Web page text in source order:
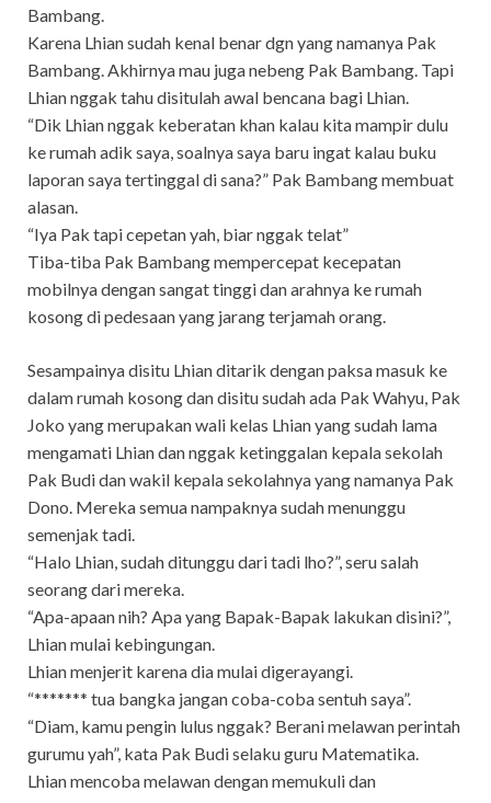
Bambang.
Karena Lhian sudah kenal benar dgn yang namanya Pak
Bambang. Akhirnya mau juga nebeng Pak Bambang. Tapi
Lhian nggak tahu disitulah awal bencana bagi Lhian.
“Dik Lhian nggak keberatan khan kalau kita mampir dulu
ke rumah adik saya, soalnya saya baru ingat kalau buku
laporan saya tertinggal di sana?” Pak Bambang membuat
alasan.
“Iya Pak tapi cepetan yah, biar nggak telat”
Tiba-tiba Pak Bambang mempercepat kecepatan
mobilnya dengan sangat tinggi dan arahnya ke rumah
kosong di pedesaan yang jarang terjamah orang.
Sesampainya disitu Lhian ditarik dengan paksa masuk ke
dalam rumah kosong dan disitu sudah ada Pak Wahyu, Pak
Joko yang merupakan wali kelas Lhian yang sudah lama
mengamati Lhian dan nggak ketinggalan kepala sekolah
Pak Budi dan wakil kepala sekolahnya yang namanya Pak
Dono. Mereka semua nampaknya sudah menunggu
semenjak tadi.
“Halo Lhian, sudah ditunggu dari tadi lho?”, seru salah
seorang dari mereka.
“Apa-apaan nih? Apa yang Bapak-Bapak lakukan disini?”,
Lhian mulai kebingungan.
Lhian menjerit karena dia mulai digerayangi.
“******* tua bangka jangan coba-coba sentuh saya”.
“Diam, kamu pengin lulus nggak? Berani melawan perintah
gurumu yah”, kata Pak Budi selaku guru Matematika.
Lhian mencoba melawan dengan memukuli dan